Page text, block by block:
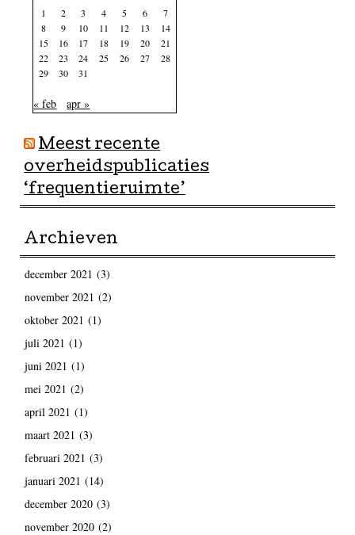
1 2 3 4 5 6
7
8
9 10 11 12 13
14
15
16 17 18 19 20
21
22
23 24 25 26 27
28
29
30 31
« feb apr »
Meest recente
overheidspublicaties
‘frequentieruimte’
Archieven
december 2021 (3)
november 2021 (2)
oktober 2021 (1)
juli 2021 (1)
juni 2021 (1)
mei 2021 (2)
april 2021 (1)
maart 2021 (3)
februari 2021 (3)
januari 2021 (14)
december 2020(3)
november 2020(2)